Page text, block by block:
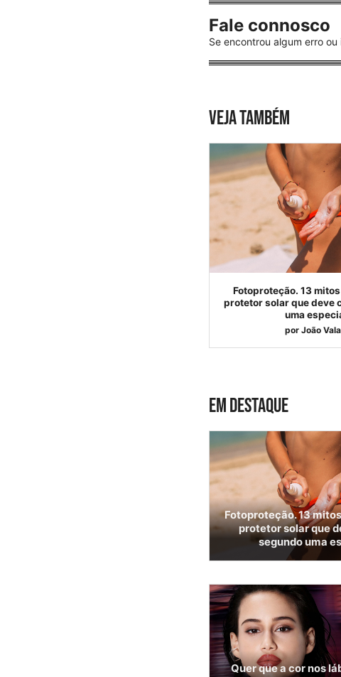
Fale connosco
Se encontrou algum erro
VEJA TAMBÉM
Fotoproteção. 13
protetor solar que deve
uma
por João
EM DESTAQUE
Fotoproteção. 13
protetor solar que
segundo uma
Quer que a cor nos